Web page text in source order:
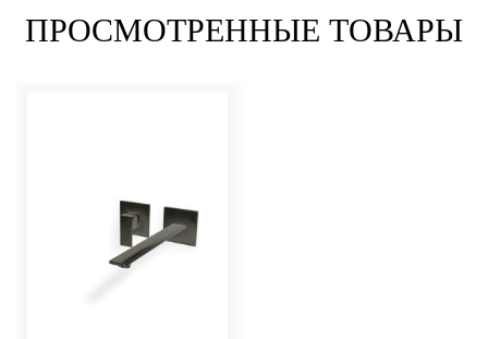
ПРОСМОТРЕННЫЕ ТОВАРЫ